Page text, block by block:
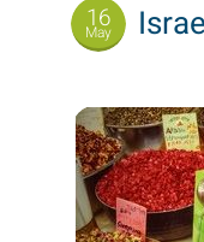
16
May